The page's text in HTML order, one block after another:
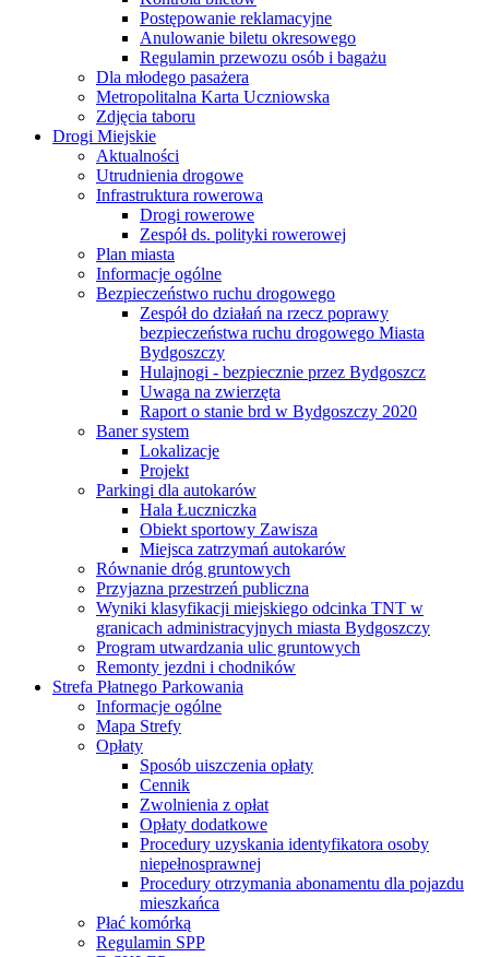
Postępowanie reklamacyjne
Anulowanie biletu okresowego
Regulamin przewozu osób i bagażu
Dla młodego pasażera
Metropolitalna Karta Uczniowska
Zdjęcia taboru
Drogi Miejskie
Aktualności
Utrudnienia drogowe
Infrastruktura rowerowa
Drogi rowerowe
Zespół ds. polityki rowerowej
Plan miasta
Informacje ogólne
Bezpieczeństwo ruchu drogowego
Zespół do działań na rzecz poprawy
bezpieczeństwa ruchu drogowego Miasta
Bydgoszczy
Hulajnogi - bezpiecznie przez Bydgoszcz
Uwaga na zwierzęta
Raport o stanie brd w Bydgoszczy 2020
Baner system
Lokalizacje
Projekt
Parkingi dla autokarów
Hala Łuczniczka
Obiekt sportowy Zawisza
Miejsca zatrzymań autokarów
Równanie dróg gruntowych
Przyjazna przestrzeń publiczna
Wyniki klasyfikacji miejskiego odcinka TNT w
granicach administracyjnych miasta Bydgoszczy
Program utwardzania ulic gruntowych
Remonty jezdni i chodników
Strefa Płatnego Parkowania
Informacje ogólne
Mapa Strefy
Opłaty
Sposób uiszczenia opłaty
Cennik
Zwolnienia z opłat
Opłaty dodatkowe
Procedury uzyskania identyfikatora osoby
niepełnosprawnej
Procedury otrzymania abonamentu dla pojazdu
mieszkańca
Płać komórką
Regulamin SPP